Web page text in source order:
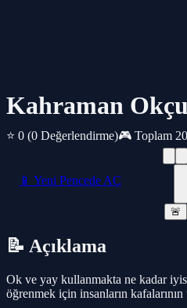
Kahraman Okçu
⭐ 0 (0 Değerlendirme)🎮 Toplam
📱 Yeni Pencede AÇ
🚨
📝 Açıklama
Ok ve yay kullanmakta ne kadar
öğrenmek için insanların